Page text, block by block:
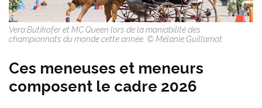
Vera Bütikofer et MC Queen lors de la maniabilité des
championnats du monde cette année. © Mélanie Guillamot
Ces meneuses et meneurs
composent le cadre 2026